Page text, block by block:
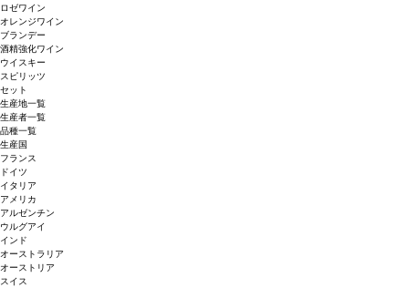
ロゼワイン
オレンジワイン
ブランデー
酒精強化ワイン
ウイスキー
スピリッツ
セット
生産地一覧
生産者一覧
品種一覧
生産国
フランス
ドイツ
イタリア
アメリカ
アルゼンチン
ウルグアイ
インド
オーストラリア
オーストリア
スイス